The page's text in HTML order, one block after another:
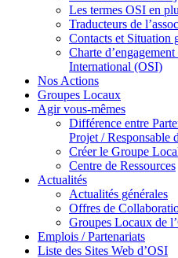
Les termes OSI en
Traducteurs de
Contacts et Situation
Charte
International (OSI)
Nos Actions
Groupes Locaux
Agir vous-mêmes
Différence entre
Projet / Responsable
Créer le Groupe
Centre de Ressources
Actualités
Actualités générales
Offres de
Groupes Locaux de
Emplois / Partenariats
Liste des Sites Web d’OSI